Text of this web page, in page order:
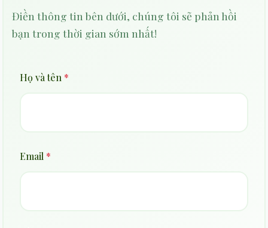
Điền thông tin bên dưới, chúng tôi sẽ phản hồi
bạn trong thời gian sớm nhất!
Họ và tên *
Email *